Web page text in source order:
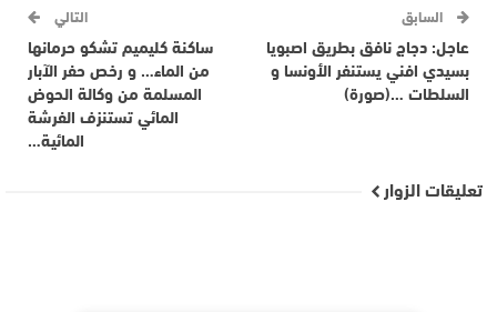
السابق
عاجل: دجاج نافق بطريق اصبويا
بسيدي افني يستنفر الأونسا و
السلطات …(صورة)
التالي
ساكنة كليميم تشكو حرمانها
من الماء… و رخص حفر الآبار
المسلمة من وكالة الحوض
المائي تستنزف الفرشة
المائية…
تعليقات الزوار